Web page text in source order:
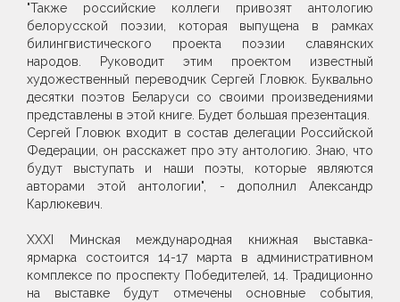
"Также российские коллеги привозят антологию
белорусской поэзии, которая выпущена в рамках
билингвистического проекта поэзии славянских
народов. Руководит этим проектом известный
художественный переводчик Сергей Гловюк. Буквально
десятки поэтов Беларуси со своими произведениями
представлены в этой книге. Будет большая презентация.
Сергей Гловюк входит в состав делегации Российской
Федерации, он расскажет про эту антологию. Знаю, что
будут выступать и наши поэты, которые являются
авторами этой антологии", - дополнил Александр
Карлюкевич.
XXХI Минская международная книжная выставка-
ярмарка состоится 14-17 марта в административном
комплексе по проспекту Победителей, 14. Традиционно
на выставке будут отмечены основные события,